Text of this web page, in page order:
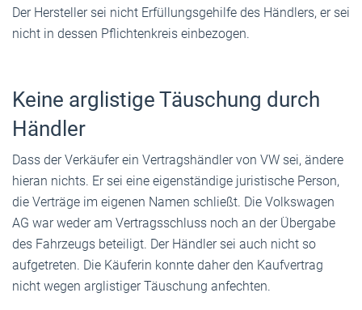
Der Hersteller sei nicht Erfüllungsgehilfe des Händlers, er sei
nicht in dessen Pflichtenkreis einbezogen.
Keine arglistige Täuschung durch
Händler
Dass der Verkäufer ein Vertragshändler von VW sei, ändere
hieran nichts. Er sei eine eigenständige juristische Person,
die Verträge im eigenen Namen schließt. Die Volkswagen
AG war weder am Vertragsschluss noch an der Übergabe
des Fahrzeugs beteiligt. Der Händler sei auch nicht so
aufgetreten. Die Käuferin konnte daher den Kaufvertrag
nicht wegen arglistiger Täuschung anfechten.